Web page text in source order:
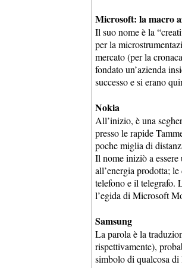
Microsoft: la macro
Il suo nome è la
per la
mercato (per la
fondato un’azienda
successo e si erano
Nokia
All’inizio, è una
presso le rapide
poche miglia di
Il nome iniziò a essere
all’energia prodotta;
telefono e il telegrafo.
l’egida di Microsoft
Samsung
La parola è la
rispettivamente),
simbolo di qualcosa di